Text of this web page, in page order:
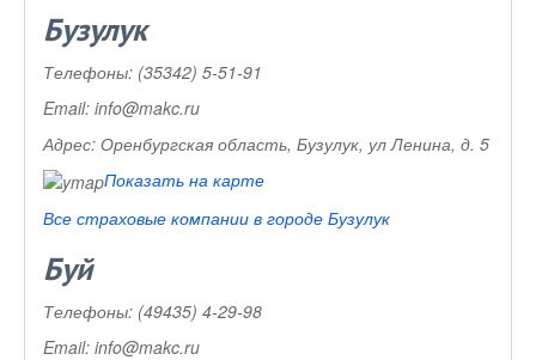
Бузулук
Телефоны: (35342) 5-51-91
Email: info@makc.ru
Адрес: Оренбургская область, Бузулук, ул Ленина, д. 5
Показать на карте
Все страховые компании в городе Бузулук
Буй
Телефоны: (49435) 4-29-98
Email: info@makc.ru